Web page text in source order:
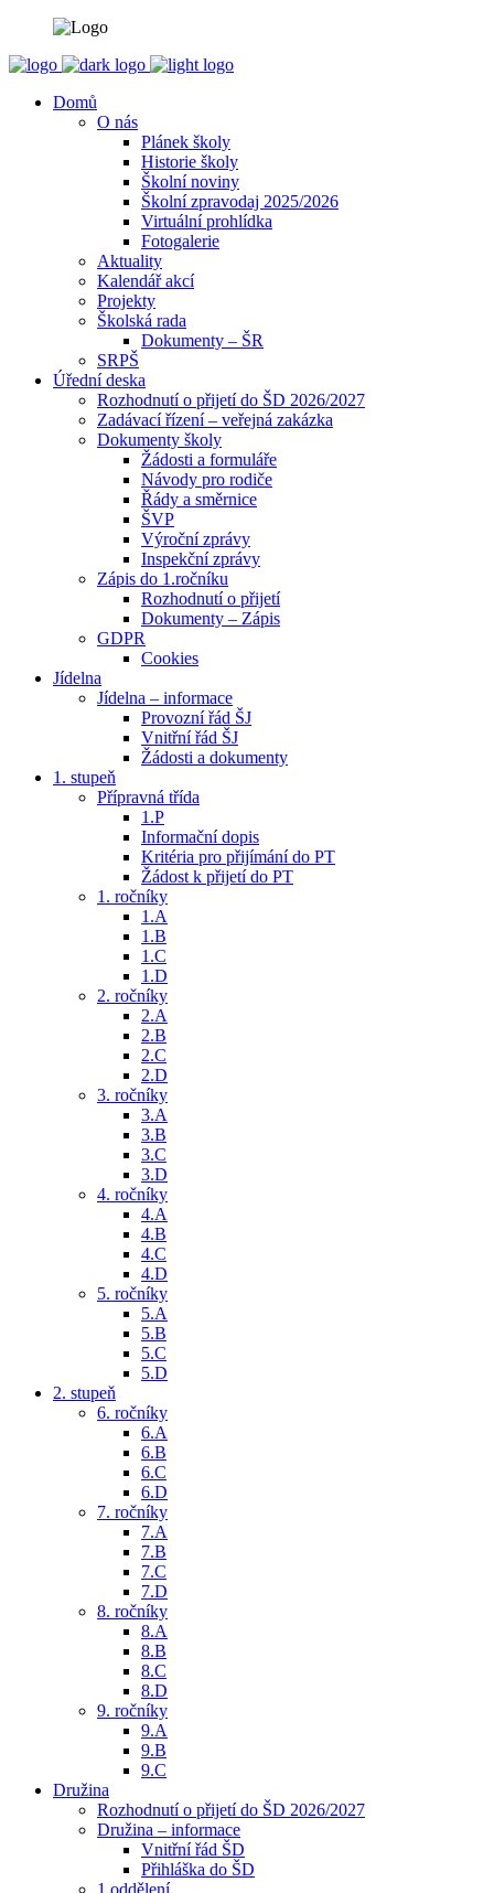
Domů
O nás
Plánek školy
Historie školy
Školní noviny
Školní zpravodaj 2025/2026
Virtuální prohlídka
Fotogalerie
Aktuality
Kalendář akcí
Projekty
Školská rada
Dokumenty – ŠR
SRPŠ
Úřední deska
Rozhodnutí o přijetí do ŠD 2026/2027
Zadávací řízení – veřejná zakázka
Dokumenty školy
Žádosti a formuláře
Návody pro rodiče
Řády a směrnice
ŠVP
Výroční zprávy
Inspekční zprávy
Zápis do 1.ročníku
Rozhodnutí o přijetí
Dokumenty – Zápis
GDPR
Cookies
Jídelna
Jídelna – informace
Provozní řád ŠJ
Vnitřní řád ŠJ
Žádosti a dokumenty
1. stupeň
Přípravná třída
1.P
Informační dopis
Kritéria pro přijímání do PT
Žádost k přijetí do PT
1. ročníky
1.A
1.B
1.C
1.D
2. ročníky
2.A
2.B
2.C
2.D
3. ročníky
3.A
3.B
3.C
3.D
4. ročníky
4.A
4.B
4.C
4.D
5. ročníky
5.A
5.B
5.C
5.D
2. stupeň
6. ročníky
6.A
6.B
6.C
6.D
7. ročníky
7.A
7.B
7.C
7.D
8. ročníky
8.A
8.B
8.C
8.D
9. ročníky
9.A
9.B
9.C
Družina
Rozhodnutí o přijetí do ŠD 2026/2027
Družina – informace
Vnitřní řád ŠD
Přihláška do ŠD
1.oddělení